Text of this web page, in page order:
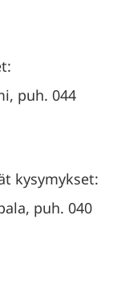
puh. 044
kysymykset:
puh. 040